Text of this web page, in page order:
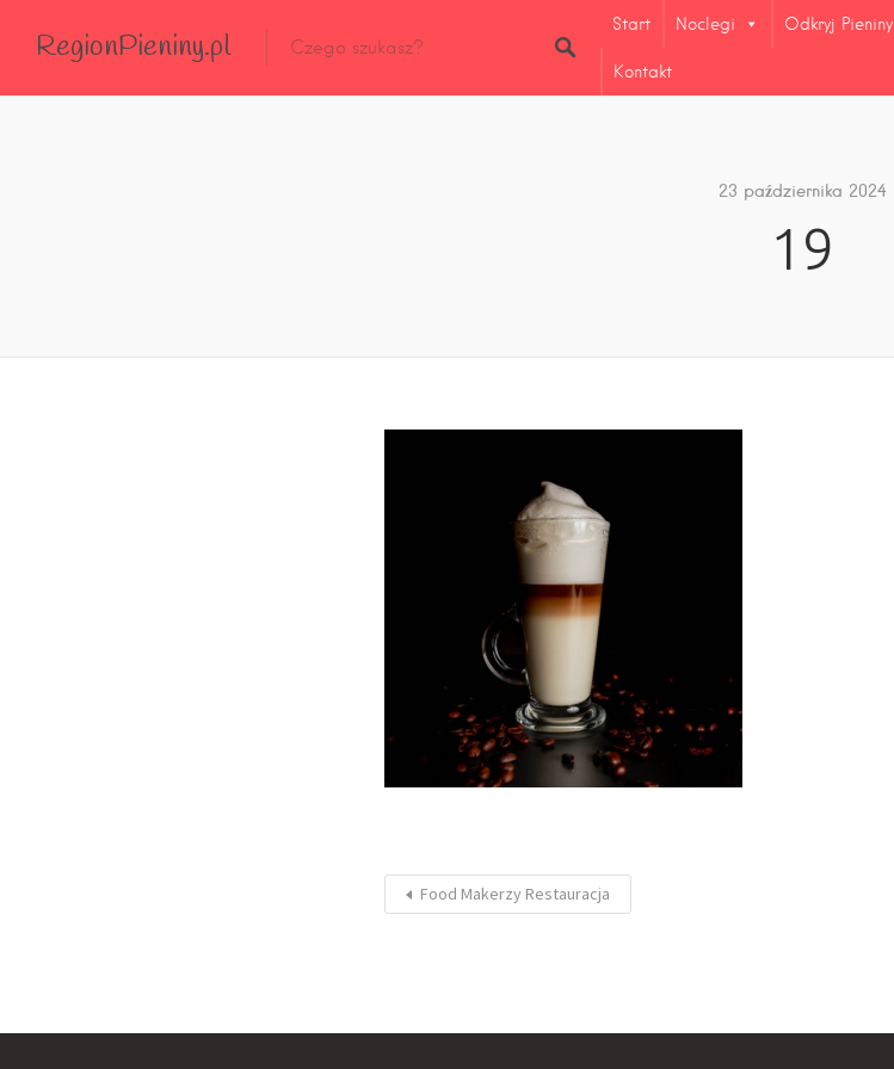
RegionPieniny.pl
Start Noclegi Odkryj Pieniny
Kontakt
23 października 2024
19
Food Makerzy Restauracja